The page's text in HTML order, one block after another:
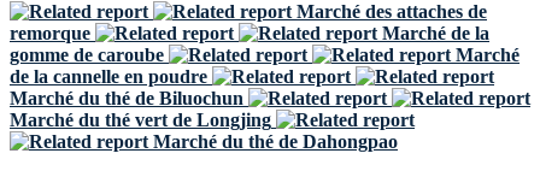
Marché des attaches de
remorque
Marché de la
gomme de caroube
Marché
de la cannelle en poudre
Marché du thé de Biluochun
Marché du thé vert de Longjing
Marché du thé de Dahongpao